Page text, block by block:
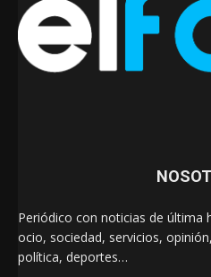
Periódico con noticias de última
ocio, sociedad, servicios,
política, deportes…